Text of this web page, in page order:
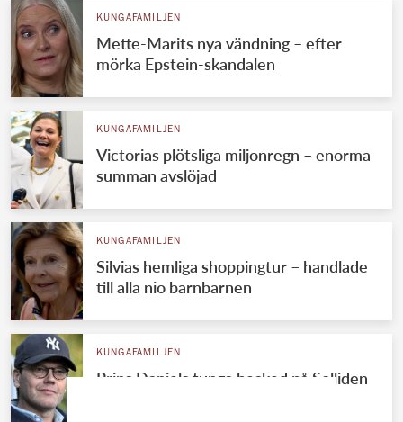
KUNGAFAMILJEN
Mette-Marits nya vändning – efter
mörka Epstein-skandalen
KUNGAFAMILJEN
Victorias plötsliga miljonregn – enorma
summan avslöjad
KUNGAFAMILJEN
Silvias hemliga shoppingtur – handlade
till alla nio barnbarnen
KUNGAFAMILJEN
Prins Daniels tunga besked på Solliden